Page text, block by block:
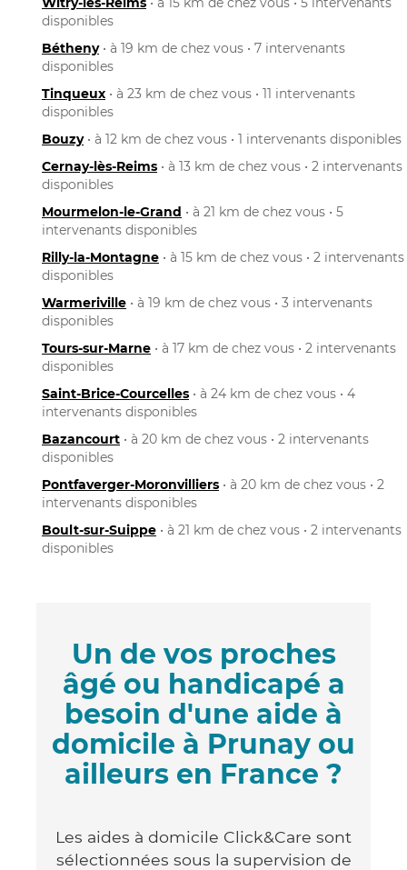
disponibles
Bétheny• à 19 km de chez vous • 7 intervenants
disponibles
Tinqueux • à 23 km de chez vous • 11 intervenants
disponibles
Bouzy• à 12 km de chez vous • 1 intervenants disponibles
Cernay-lès-Reims • à 13 km de chez vous • 2 intervenants
disponibles
Mourmelon-le-Grand • à 21 km de chez vous • 5
intervenants disponibles
Rilly-la-Montagne • à 15 km de chez vous • 2 intervenants
disponibles
Warmeriville • à 19 km de chez vous • 3 intervenants
disponibles
Tours-sur-Marne • à 17 km de chez vous • 2 intervenants
disponibles
Saint-Brice-Courcelles • à 24 km de chez vous • 4
intervenants disponibles
Bazancourt • à 20 km de chez vous • 2 intervenants
disponibles
Pontfaverger-Moronvilliers • à 20 km de chez vous • 2
intervenants disponibles
Boult-sur-Suippe • à 21 km de chez vous • 2 intervenants
disponibles
Un de vos proches
âgé ou handicapé a
besoin d'une aide à
domicile à Prunay ou
ailleurs en France ?
Les aides à domicile Click&Care sont
sélectionnées sous la supervision de